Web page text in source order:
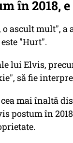
în 2018,
ascult mult", a
"Hurt".
lui Elvis,
să fie
mai înaltă
postum în